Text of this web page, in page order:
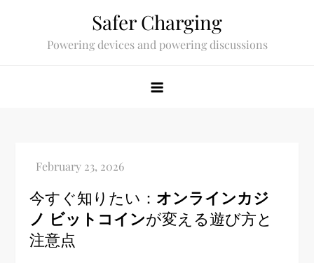
Safer Charging
Powering devices and powering discussions
今すぐ知りたい： オンラインカジ
ノ ビットコインが変える遊び方と
注意点